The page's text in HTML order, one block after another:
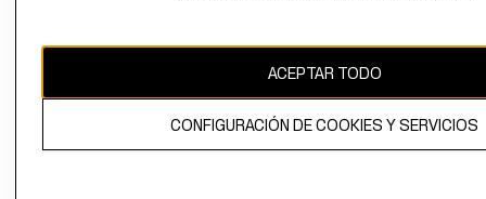
El contenido de esta página web está protegido por copyright y es
propiedad de H&M Hennes & Mauritz AB.
ACEPTAR TODO
CONFIGURACIÓN DE COOKIES Y SERVICIOS